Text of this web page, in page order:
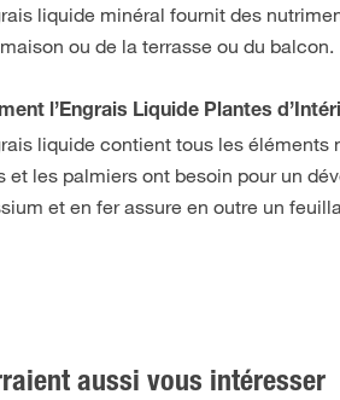
liquide minéral fournit des
ou de la terrasse ou du balcon.
l’Engrais Liquide Plantes
liquide contient tous les
et les palmiers ont besoin pour un
et en fer assure en outre un
aussi vous intéresser